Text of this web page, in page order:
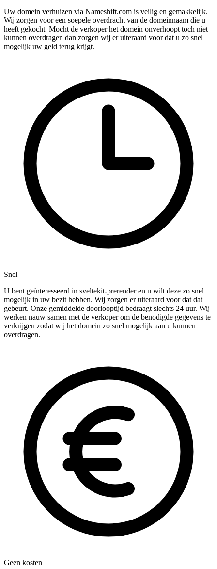
Uw domein verhuizen via Nameshift.com is veilig en gemakkelijk.
Wij zorgen voor een soepele overdracht van de domeinnaam die u
heeft gekocht. Mocht de verkoper het domein onverhoopt toch niet
kunnen overdragen dan zorgen wij er uiteraard voor dat u zo snel
mogelijk uw geld terug krijgt.
Snel
U bent geïnteresseerd in sveltekit-prerender en u wilt deze zo snel
mogelijk in uw bezit hebben. Wij zorgen er uiteraard voor dat dat
gebeurt. Onze gemiddelde doorlooptijd bedraagt slechts 24 uur. Wij
werken nauw samen met de verkoper om de benodigde gegevens te
verkrijgen zodat wij het domein zo snel mogelijk aan u kunnen
overdragen.
Geen kosten